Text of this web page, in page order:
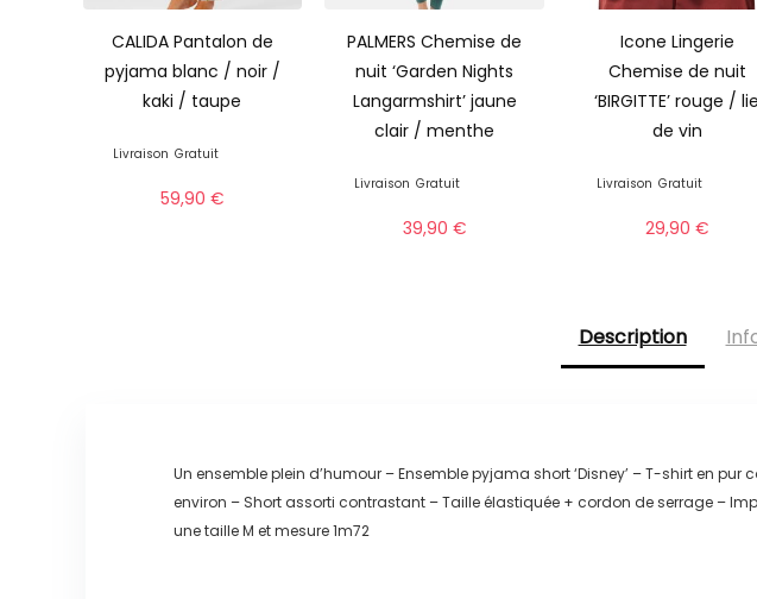
CALIDA Pantalon de
pyjama blanc / noir /
kaki / taupe
Livraison Gratuit
59,90 €
PALMERS Chemise de
nuit ‘Garden Nights
Langarmshirt’ jaune
clair / menthe
Livraison Gratuit
39,90 €
Icone Lingerie
Chemise de nuit
‘BIRGITTE’ rouge / lie
de vin
Livraison Gratuit
29,90 €
Description
Un ensemble plein d’humour – Ensemble pyjama short ‘Disney’ – T-shirt en
environ – Short assorti contrastant – Taille élastiquée + cordon de serrage –
une taille M et mesure 1m72